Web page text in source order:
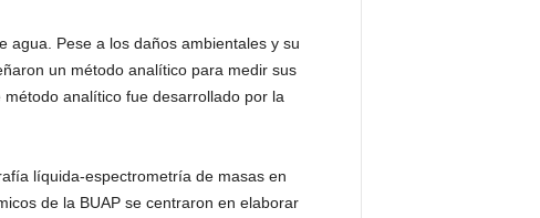
agua. Pese a los daños ambientales y su
un método analítico para medir sus
analítico fue desarrollado por la
líquida-espectrometría de masas en
de la BUAP se centraron en elaborar